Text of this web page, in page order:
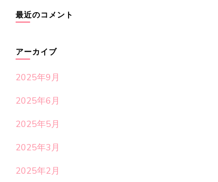
最近のコメント
アーカイブ
2025年9月
2025年6月
2025年5月
2025年3月
2025年2月